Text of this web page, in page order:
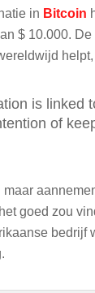
in Bitcoin
$ 10.000.
helpt,
is linked
of
goed zou
bedrijf